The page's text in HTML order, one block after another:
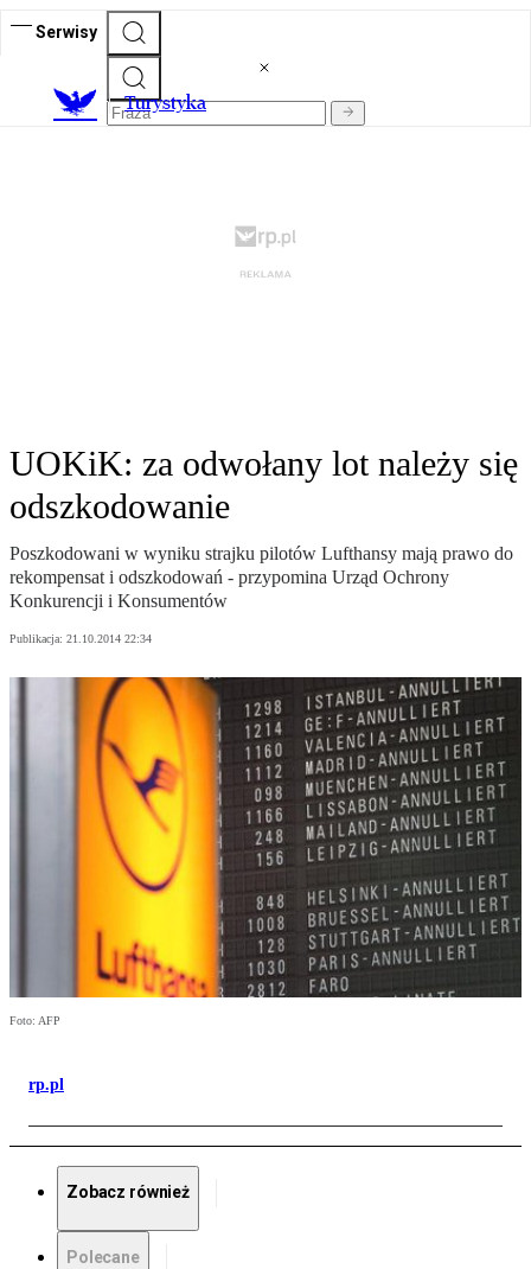
Serwisy
Turystyka
UOKiK: za odwołany lot należy się
odszkodowanie
Poszkodowani w wyniku strajku pilotów Lufthansy mają prawo do
rekompensat i odszkodowań - przypomina Urząd Ochrony
Konkurencji i Konsumentów
Publikacja: 21.10.2014 22:34
Foto: AFP
rp.pl
Zobacz również
Polecane